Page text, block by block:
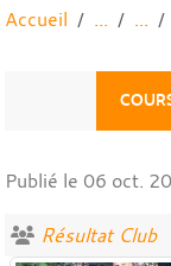
Accueil
Publié le 06 oct.
Résultat Club